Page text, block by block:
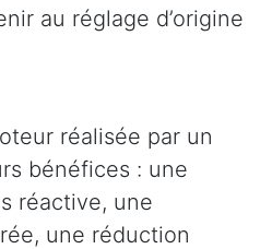
au réglage d’origine
réalisée par un
bénéfices : une
réactive, une
une réduction